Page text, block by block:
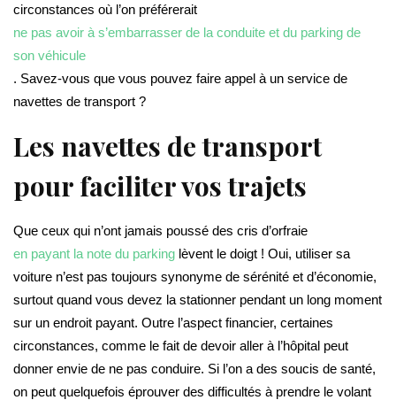
circonstances où l’on préférerait
ne pas avoir à s’embarrasser de la conduite et du parking de
son véhicule
. Savez-vous que vous pouvez faire appel à un service de
navettes de transport ?
Les navettes de transport
pour faciliter vos trajets
Que ceux qui n’ont jamais poussé des cris d’orfraie
en payant la note du parking lèvent le doigt ! Oui, utiliser sa
voiture n’est pas toujours synonyme de sérénité et d’économie,
surtout quand vous devez la stationner pendant un long moment
sur un endroit payant. Outre l’aspect financier, certaines
circonstances, comme le fait de devoir aller à l’hôpital peut
donner envie de ne pas conduire. Si l’on a des soucis de santé,
on peut quelquefois éprouver des difficultés à prendre le volant